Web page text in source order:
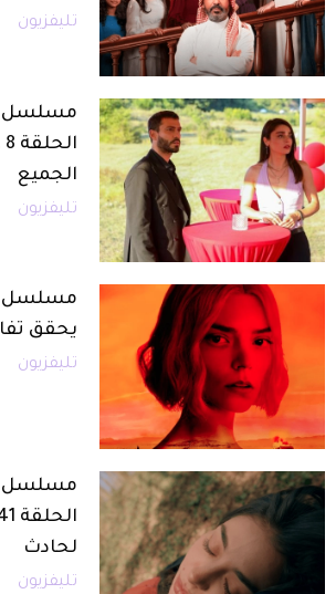
تليفزيون
مسلسل
الجميع
تليفزيون
يحقق
تليفزيون
مسلسل
لحادث
تليفزيون